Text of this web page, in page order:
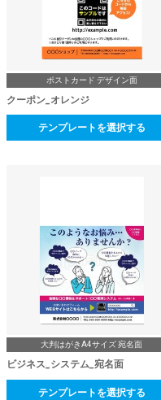
ポストカード デザイン面
クーポン_オレンジ
テンプレートを選択する
大判はがきA4サイズ 宛名面
ビジネス_システム_宛名面
テンプレートを選択する